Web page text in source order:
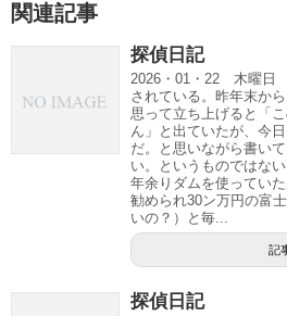
関連記事
探偵日記
2026・01・22 木曜日
されている。昨年末か
思って立ち上げると「
ん」と出ていたが、今
だ。と思いながら書い
い。というものではな
年余りダムを使ってい
勧められ30ン万円の富
いの？）と毎...
記
探偵日記